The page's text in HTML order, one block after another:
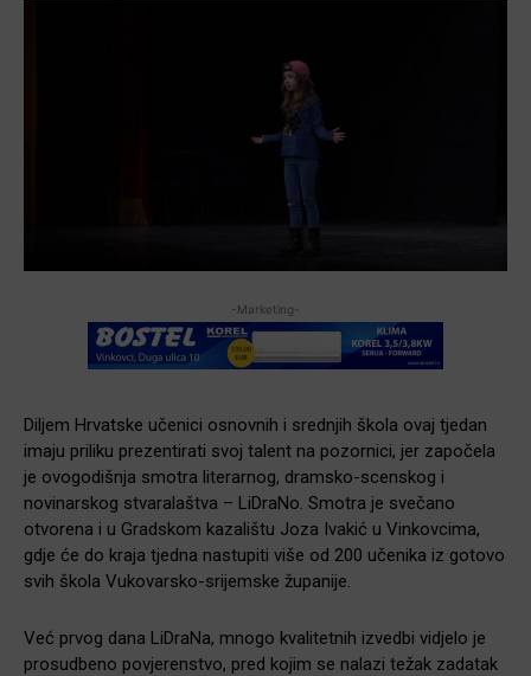
-Marketing-
Diljem Hrvatske učenici osnovnih i srednjih škola ovaj tjedan
imaju priliku prezentirati svoj talent na pozornici, jer započela
je ovogodišnja smotra literarnog, dramsko-scenskog i
novinarskog stvaralaštva – LiDraNo. Smotra je svečano
otvorena i u Gradskom kazalištu Joza Ivakić u Vinkovcima,
gdje će do kraja tjedna nastupiti više od 200 učenika iz gotovo
svih škola Vukovarsko-srijemske županije.
Već prvog dana LiDraNa, mnogo kvalitetnih izvedbi vidjelo je
prosudbeno povjerenstvo, pred kojim se nalazi težak zadatak